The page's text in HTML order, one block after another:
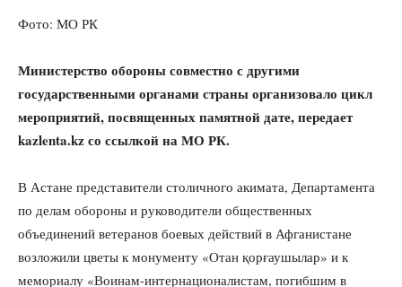
Фото: МО РК
Министерство обороны совместно с другими
государственными органами страны организовало цикл
мероприятий, посвященных памятной дате, передает
kazlenta.kzсо ссылкой на МО РК.
В Астане представители столичного акимата, Департамента
по делам обороны и руководители общественных
объединений ветеранов боевых действий в Афганистане
возложили цветы к монументу «Отан қорғаушылар» и к
мемориалу «Воинам-интернационалистам, погибшим в